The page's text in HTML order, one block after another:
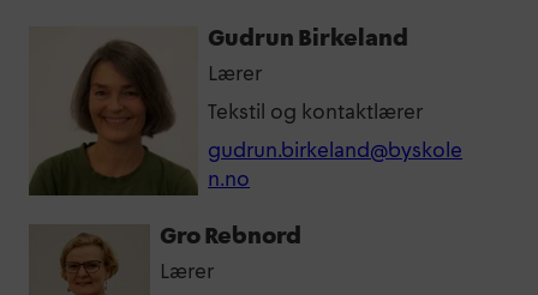
Gudrun Birkeland
Lærer
Tekstil og kontaktlærer
gudrun.birkeland@byskole
n.no
Gro Rebnord
Lærer